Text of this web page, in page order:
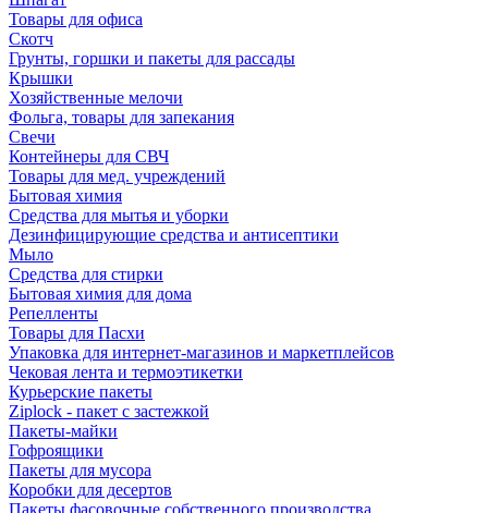
Товары для офиса
Скотч
Грунты, горшки и пакеты для рассады
Крышки
Хозяйственные мелочи
Фольга, товары для запекания
Свечи
Контейнеры для СВЧ
Товары для мед. учреждений
Бытовая химия
Средства для мытья и уборки
Дезинфицирующие средства и антисептики
Мыло
Средства для стирки
Бытовая химия для дома
Репелленты
Товары для Пасхи
Упаковка для интернет-магазинов и маркетплейсов
Чековая лента и термоэтикетки
Курьерские пакеты
Ziplock - пакет с застежкой
Пакеты-майки
Гофроящики
Пакеты для мусора
Коробки для десертов
Пакеты фасовочные собственного производства